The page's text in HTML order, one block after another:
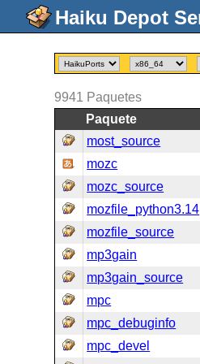
9941 Paquetes
Paquete
most_source
mozc
mozc_source
mozfile_python3.14
mozfile_source
mp3gain
mp3gain_source
mpc
mpc_debuginfo
mpc_devel